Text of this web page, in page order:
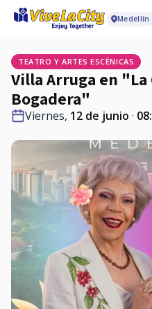
Medellín
TEATRO Y ARTES ESCÉNICAS
Villa Arruga en
Bogadera"
Viernes, 12 de junio ·